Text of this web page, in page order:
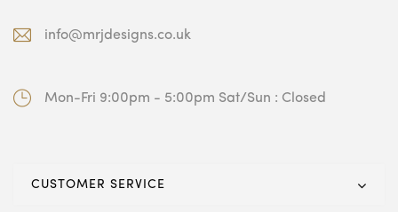
info@mrjdesigns.co.uk
Mon-Fri 9:00pm - 5:00pm Sat/Sun : Closed
CUSTOMER SERVICE